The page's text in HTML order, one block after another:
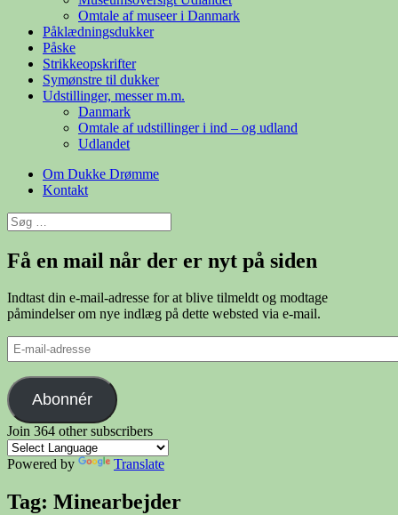
Omtale af museer i Danmark
Påklædningsdukker
Påske
Strikkeopskrifter
Symønstre til dukker
Udstillinger, messer m.m.
Danmark
Omtale af udstillinger i ind – og udland
Udlandet
Om Dukke Drømme
Kontakt
Søg
efter:
Få en mail når der er nyt på siden
Indtast din e-mail-adresse for at blive tilmeldt og modtage
påmindelser om nye indlæg på dette websted via e-mail.
E-
mail-
adresse
Abonnér
Join 364 other subscribers
Powered by Translate
Tag: Minearbejder